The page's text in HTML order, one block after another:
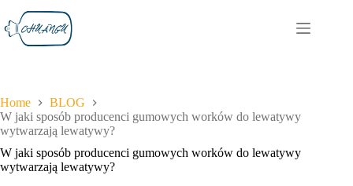
Home
BLOG
W jaki sposób producenci gumowych worków do lewatywy
wytwarzają lewatywy?
W jaki sposób producenci gumowych worków do lewatywy
wytwarzają lewatywy?